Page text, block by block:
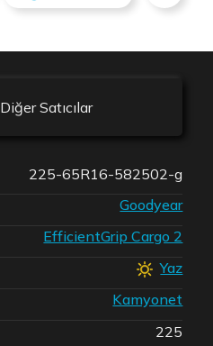
Diğer Satıcılar
225-65R16-582502-g
Goodyear
EfficientGrip Cargo 2
Yaz
Kamyonet
225